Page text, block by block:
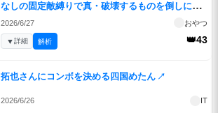
なしの固定敵縛りで真・破壊するものを倒しに行
く part12
2026/6/27 おやつ
👑43
▼詳細 解析
拓也さんにコンボを決める四国めたん ↗
2026/6/26 IT